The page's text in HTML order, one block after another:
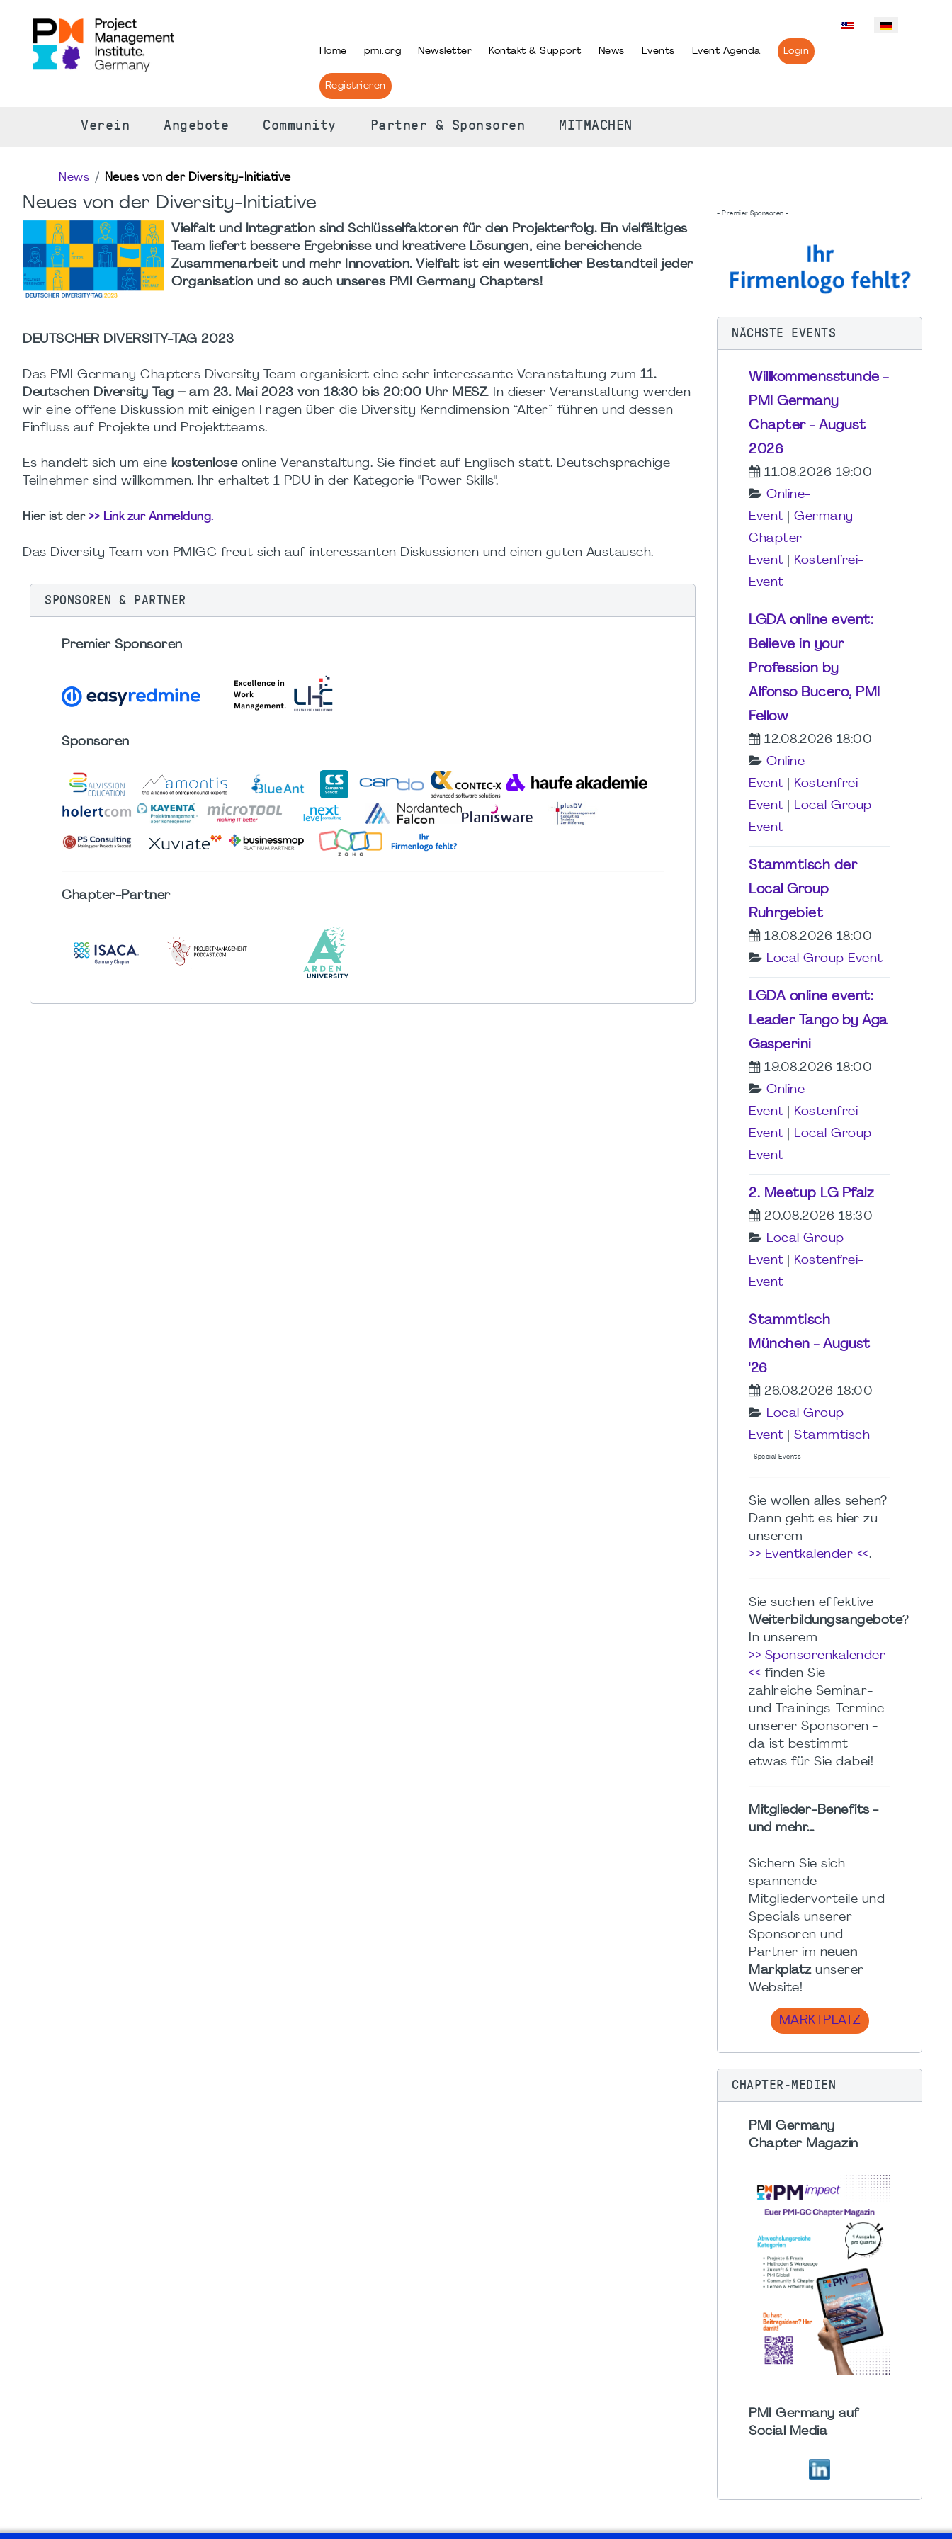
Home pmi.org Newsletter Kontakt & Support News Events Event Agenda Login
Registrieren
Verein Angebote Community Partner & Sponsoren MITMACHEN
News Neues von der Diversity-Initiative
Neues von der Diversity-Initiative
Vielfalt und Integration sind Schlüsselfaktoren für den Projekterfolg. Ein vielfältiges
Team liefert bessere Ergebnisse und kreativere Lösungen, eine bereichende
Zusammenarbeit und mehr Innovation. Vielfalt ist ein wesentlicher Bestandteil jeder
Organisation und so auch unseres PMI Germany Chapters!
DEUTSCHER DIVERSITY-TAG 2023
Das PMI Germany Chapters Diversity Team organisiert eine sehr interessante Veranstaltung zum 11.
Deutschen Diversity Tag – am 23. Mai 2023 von 18:30 bis 20:00 Uhr MESZ. In dieser Veranstaltung werden
wir eine offene Diskussion mit einigen Fragen über die Diversity Kerndimension “Alter” führen und dessen
Einfluss auf Projekte und Projektteams.
Es handelt sich um eine kostenloseonline Veranstaltung. Sie findet auf Englisch statt. Deutschsprachige
Teilnehmer sind willkommen. Ihr erhaltet 1 PDU in der Kategorie "Power Skills".
Hier ist der >> Link zur Anmeldung.
Das Diversity Team von PMIGC freut sich auf interessanten Diskussionen und einen guten Austausch.
SPONSOREN & PARTNER
Premier Sponsoren
Sponsoren
Chapter-Partner
- Premier Sponsoren -
NÄCHSTE EVENTS
Willkommensstunde -
PMI Germany
Chapter - August
2026
11.08.2026 19:00
Online-
Event
Germany
Chapter
Event
Kostenfrei-
Event
LGDA online event:
Believe in your
Profession by
Alfonso Bucero, PMI
Fellow
12.08.2026 18:00
Online-
Event
Kostenfrei-
Event
Local Group
Event
Stammtisch der
Local Group
Ruhrgebiet
18.08.2026 18:00
Local Group Event
LGDA online event:
Leader Tango by Aga
Gasperini
19.08.2026 18:00
Online-
Event
Kostenfrei-
Event
Local Group
Event
2. Meetup LG Pfalz
20.08.2026 18:30
Local Group
Event
Kostenfrei-
Event
Stammtisch
München - August
'26
26.08.2026 18:00
Local Group
Event
Stammtisch
- Special Events -
Sie wollen alles sehen?
Dann geht es hier zu
unserem
>> Eventkalender <<.
Sie suchen effektive
Weiterbildungsangebote?
In unserem
>> Sponsorenkalender
<< finden Sie
zahlreiche Seminar-
und Trainings-Termine
unserer Sponsoren -
da ist bestimmt
etwas für Sie dabei!
Mitglieder-Benefits -
und mehr...
Sichern Sie sich
spannende
Mitgliedervorteile und
Specials unserer
Sponsoren und
Partner im neuen
Markplatzunserer
Website!
MARKTPLATZ
CHAPTER-MEDIEN
PMI Germany
Chapter Magazin
PMI Germany auf
Social Media